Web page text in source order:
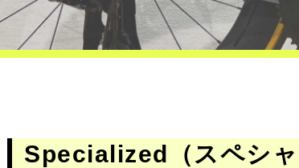
Specialized（スペシ